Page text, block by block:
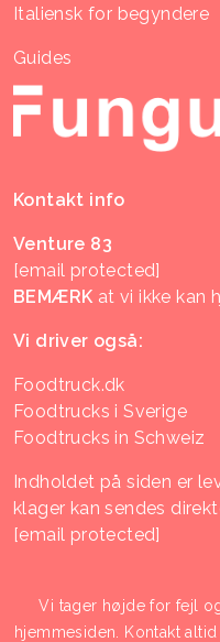
Italiensk for begyndere
Guides
Kontakt info
Venture 83
[email protected]
BEMÆRK at vi ikke kan
Vi driver også:
Foodtruck.dk
Foodtrucks i Sverige
Foodtrucks in Schweiz
Indholdet på siden er
klager kan sendes
[email protected]
Vi tager højde for fejl
hjemmesiden. Kontakt